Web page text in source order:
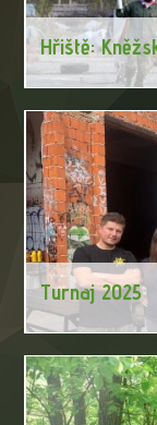
Hřiště:
něco nového,
návštěvu.
Turnaj 2025